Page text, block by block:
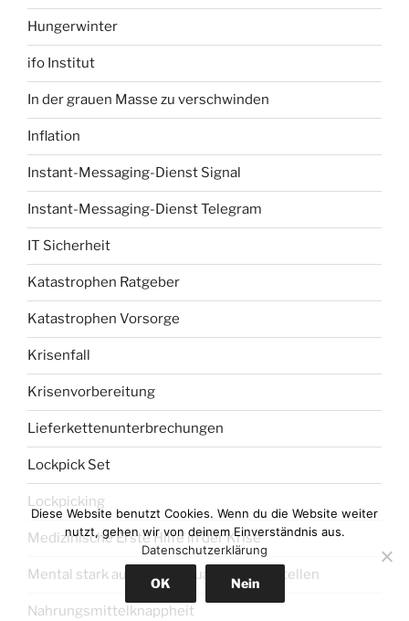
Hungerwinter
ifo Institut
In der grauen Masse zu verschwinden
Inflation
Instant-Messaging-Dienst Signal
Instant-Messaging-Dienst Telegram
IT Sicherheit
Katastrophen Ratgeber
Katastrophen Vorsorge
Krisenfall
Krisenvorbereitung
Lieferkettenunterbrechungen
Lockpick Set
Lockpicking
Medizinische Erste Hilfe in der Krise
Mental stark auf Krisensituationen einstellen
Nahrungsmittelknappheit
Diese Website benutzt Cookies. Wenn du die Website weiter
nutzt, gehen wir von deinem Einverständnis aus.
Datenschutzerklärung
OK Nein